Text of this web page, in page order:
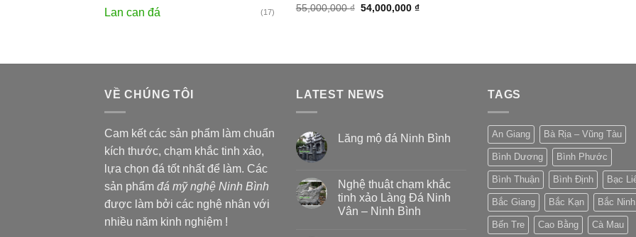
Lan can đá (17)
55,000,000₫ 54,000,000₫
VỀ CHÚNG TÔI
Cam kết các sản phẩm làm chuẩn
kích thước, chạm khắc tinh xảo,
lựa chọn đá tốt nhất để làm. Các
sản phẩm đá mỹ nghệ Ninh Bình
được làm bởi các nghệ nhân với
nhiều năm kinh nghiệm !
LATEST NEWS
Lăng mộ đá Ninh Bình
Nghệ thuật chạm khắc
tinh xảo Làng Đá Ninh
Vân – Ninh Bình
TAGS
An Giang Bà Rịa – Vũng Tàu
Bình Dương Bình Phước
Bình Thuận Bình Định Bạc
Bắc Giang Bắc Kạn Bắc Ninh
Bến Tre Cao Bằng Cà Mau